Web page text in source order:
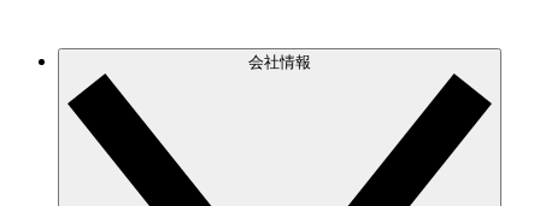
会社情報